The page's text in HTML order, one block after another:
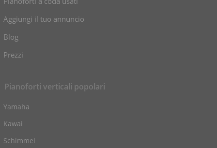
Aggiungi il tuo annuncio
Blog
Prezzi
Pianoforti verticali popolari
Yamaha
Kawai
Schimmel